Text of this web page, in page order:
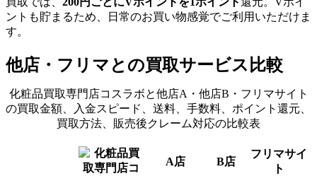
ントも貯まるため、日常のお買い物感覚でご利用 いただけま
す。
他店・フリマとの買取サービス比較
化粧品買取専門店コスラボと他店A・他店B・フリマサイト
の買取金額、入金スピード、送料、手数料、ポイント還元、
買取方法、販売後クレーム対応の比較表
A店 B店
フリマサイ
ト